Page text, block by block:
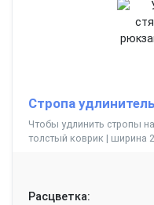
Стропа
Чтобы удлинить стропы
толстый коврик | ширина
Расцветка: